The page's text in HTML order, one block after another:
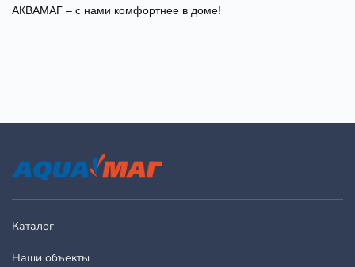
АКВАМАГ – с нами комфортнее в доме!
Каталог
Наши объекты